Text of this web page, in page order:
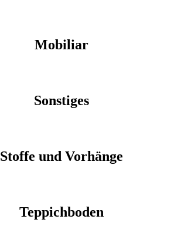
Mobiliar
Sonstiges
Stoffe und Vorhänge
Teppichboden